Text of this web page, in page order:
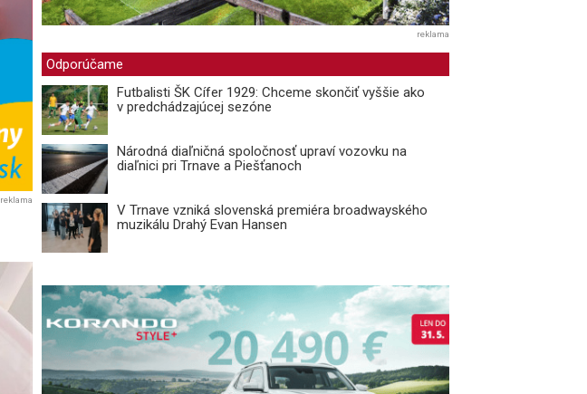
reklama
reklama
Odporúčame
Futbalisti ŠK Cífer 1929: Chceme skončiť vyššie ako
v predchádzajúcej sezóne
Národná diaľničná spoločnosť upraví vozovku na
diaľnici pri Trnave a Piešťanoch
V Trnave vzniká slovenská premiéra broadwayského
muzikálu Drahý Evan Hansen